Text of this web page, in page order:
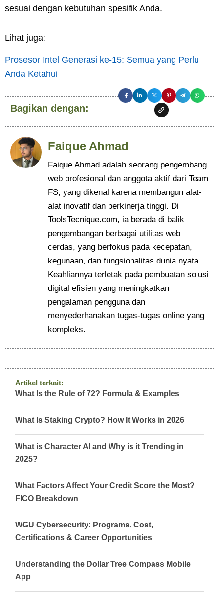
sesuai dengan kebutuhan spesifik Anda.
Lihat juga:
Prosesor Intel Generasi ke-15: Semua yang Perlu
Anda Ketahui
Bagikan dengan:
Faique Ahmad
Faique Ahmad adalah seorang pengembang
web profesional dan anggota aktif dari Team
FS, yang dikenal karena membangun alat-
alat inovatif dan berkinerja tinggi. Di
ToolsTecnique.com, ia berada di balik
pengembangan berbagai utilitas web
cerdas, yang berfokus pada kecepatan,
kegunaan, dan fungsionalitas dunia nyata.
Keahliannya terletak pada pembuatan solusi
digital efisien yang meningkatkan
pengalaman pengguna dan
menyederhanakan tugas-tugas online yang
kompleks.
Artikel terkait:
What Is the Rule of 72? Formula & Examples
What Is Staking Crypto? How It Works in 2026
What is Character AI and Why is it Trending in
2025?
What Factors Affect Your Credit Score the Most?
FICO Breakdown
WGU Cybersecurity: Programs, Cost,
Certifications & Career Opportunities
Understanding the Dollar Tree Compass Mobile
App